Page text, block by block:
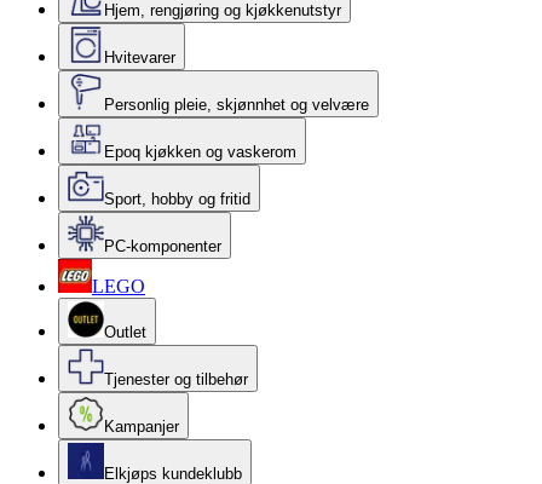
Hjem, rengjøring og kjøkkenutstyr
Hvitevarer
Personlig pleie, skjønnhet og velvære
Epoq kjøkken og vaskerom
Sport, hobby og fritid
PC-komponenter
LEGO
Outlet
Tjenester og tilbehør
Kampanjer
Elkjøps kundeklubb